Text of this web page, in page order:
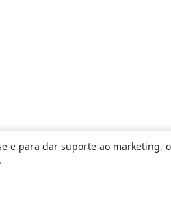
e para dar suporte ao marketing,
.